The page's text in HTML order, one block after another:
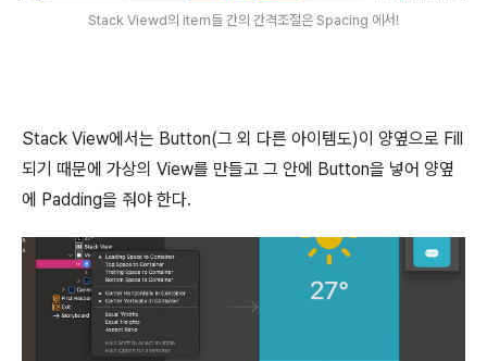
Stack Viewd의 item들 간의 간격조절은 Spacing 에서!
Stack View에서는 Button(그 외 다른 아이템도)이 양옆으로 Fill
되기 때문에 가상의 View를 만들고 그 안에 Button을 넣어 양옆
에 Padding을 줘야 한다.